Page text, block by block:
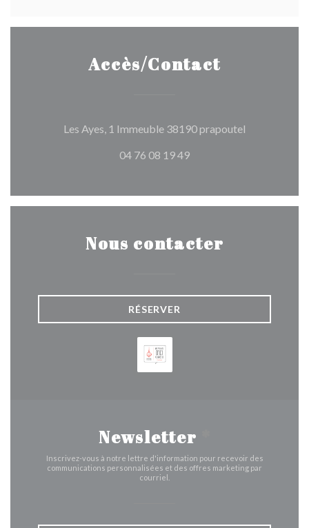
Accès/Contact
Les Ayes, 1 Immeuble 38190 prapoutel
04 76 08 19 49
Nous contacter
RÉSERVER
Newsletter
Inscrivez-vous à notre lettre d'information pour recevoir des
communications personnalisées et des offres marketing par
courriel.